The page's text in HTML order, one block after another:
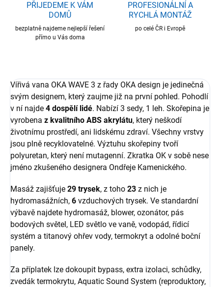
PŘIJEDEME K VÁM
DOMŮ
bezplatně najdeme nejlepší řešení
přímo u Vás doma
PROFESIONÁLNÍ A
RYCHLÁ MONTÁŽ
po celé ČR i Evropě
Vířivá vana OKA WAVE 3 z řady OKA design je jedinečná
svým designem, který zaujme již na první pohled. Pohodlí
v ní najde 4 dospělí lidé. Nabízí 3 sedy, 1 leh. Skořepina je
vyrobena z kvalitního ABS akrylátu, který neškodí
životnímu prostředí, ani lidskému zdraví. Všechny vrstvy
jsou plně recyklovatelné. Výztuhu skořepiny tvoří
polyuretan, který není mutagenní. Zkratka OK v sobě nese
jméno zkušeného designera Ondřeje Kamenického.
Masáž zajišťuje 29 trysek, z toho 23 z nich je
hydromasážních, 6 vzduchových trysek. Ve standardní
výbavě najdete hydromasáž, blower, ozonátor, pás
bodových světel, LED světlo ve vaně, vodopád, řídicí
systém a titanový ohřev vody, termokryt a odolné boční
panely.
Za příplatek lze dokoupit bypass, extra izolaci, schůdky,
zvedák termokrytu, Aquatic Sound System (reproduktory,